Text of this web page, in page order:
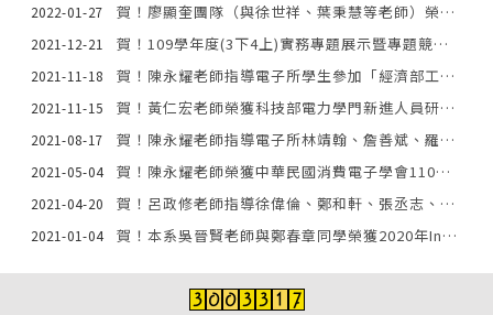
2022-01-27 賀！廖顯奎團隊（與徐世祥、葉秉慧等老師）榮獲科技部工程司專案計畫成果展示優良獎。
2021-12-21 賀！109學年度(3下4上)實務專題展示暨專題競賽得獎隊伍
2021-11-18 賀！陳永耀老師指導電子所學生參加「經濟部工業局人工智慧AIGO競賽」，榮獲優等獎！
2021-11-15 賀！黃仁宏老師榮獲科技部電力學門新進人員研究成果獎！
2021-08-17 賀！陳永耀老師指導電子所林靖翰、詹善斌、羅宥鈞、林昕駿、陳子伃等學生榮獲佳作及創意獎！
2021-05-04 賀！陳永耀老師榮獲中華民國消費電子學會110年度「傑出青年獎」！
2021-04-20 賀！呂政修老師指導徐偉倫、鄭和軒、張丞志、劉又瑜、蔡岱樺等學生以「智慧停車繳費系統」參加「第二屆大專院校資訊創新應用暨金流服務競賽」榮獲第三名！
2021-01-04 賀！本系吳晉賢老師與鄭春章同學榮獲2020年International Computer Symposium的The Second Best Paper Award。